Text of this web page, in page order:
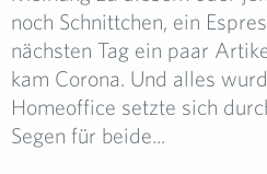
noch Schnittchen, ein
nächsten Tag ein paar
kam Corona. Und alles
Homeoffice setzte sich
Segen für beide...